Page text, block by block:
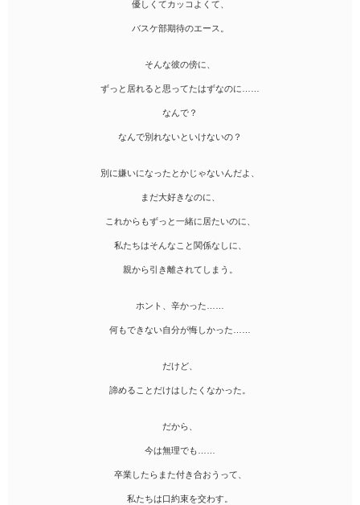
優しくてカッコよくて、
バスケ部期待のエース。
そんな彼の傍に、
ずっと居れると思ってたはずなのに……
なんで？
なんで別れないといけないの？
別に嫌いになったとかじゃないんだよ、
まだ大好きなのに、
これからもずっと一緒に居たいのに、
私たちはそんなこと関係なしに、
親から引き離されてしまう。
ホント、辛かった……
何もできない自分が悔しかった……
だけど、
諦めることだけはしたくなかった。
だから、
今は無理でも……
卒業したらまた付き合おうって、
私たちは口約束を交わす。